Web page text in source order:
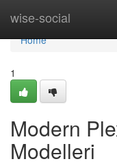
wise-social
Home
Home
1
Modern
Modelleri